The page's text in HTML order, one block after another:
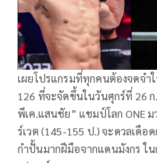
เผยโปรแกรมที่ทุกคนต้องจดจำ
126 ที่จะจัดขึ้นในวันศุกร์ที่ 26
พีเค.แสนชัย” แชมป์โลก ONE ม
ร์เวต (145-155 ป.) จะดวลเดือ
กำปั้นมากฝีมือจากแดนมังกร ใ